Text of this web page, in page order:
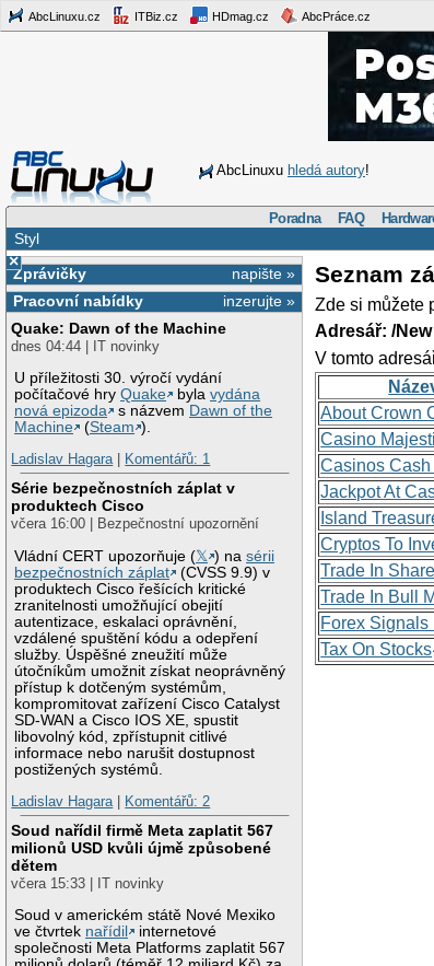
AbcLinuxu.cz ITBiz.cz HDmag.cz AbcPráce.cz
AbcLinuxu hledá autory!
Poradna FAQ
Styl
×
napište »
Zprávičky
inzerujte »
Pracovní nabídky
Quake: Dawn of the Machine
dnes 04:44 | IT novinky
U příležitosti 30. výročí vydání
počítačové hryQuake bylavydána
nová epizoda
s názvem Dawn of the
Machine
(Steam ).
Ladislav Hagara| Komentářů: 1
Série bezpečnostních záplat v
produktech Cisco
včera 16:00 | Bezpečnostní upozornění
Vládní CERT upozorňuje (𝕏 ) nasérii
bezpečnostních záplat
(CVSS 9.9) v
produktech Cisco řešících kritické
zranitelnosti umožňující obejití
autentizace, eskalaci oprávnění,
vzdálené spuštění kódu a odepření
služby. Úspěšné zneužití může
útočníkům umožnit získat neoprávněný
přístup k dotčeným systémům,
kompromitovat zařízení Cisco Catalyst
SD-WAN a Cisco IOS XE, spustit
libovolný kód, zpřístupnit citlivé
informace nebo narušit dostupnost
postižených systémů.
Ladislav Hagara| Komentářů: 2
Soud nařídil firmě Meta zaplatit 567
milionů USD kvůli újmě způsobené
dětem
včera 15:33 | IT novinky
Soud v americkém státě Nové Mexiko
ve čtvrtek nařídil
internetové
společnosti Meta Platforms zaplatit 567
Seznam
Zde si můžete
Adresář: /New
V tomto
About Crown
Casino
Casinos
Jackpot At
Island
Cryptos To
Trade In
Trade In Bull
Forex Signals
Tax On Stocks